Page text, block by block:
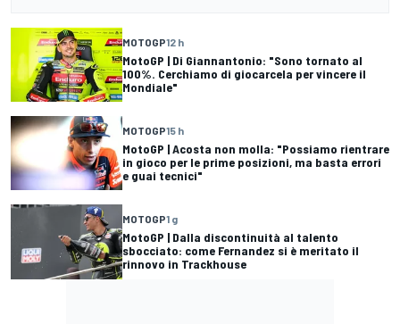
MOTOGP12 h
MotoGP | Di Giannantonio: "Sono tornato al
100%. Cerchiamo di giocarcela per vincere il
Mondiale"
MOTOGP15 h
MotoGP | Acosta non molla: "Possiamo rientrare
in gioco per le prime posizioni, ma basta errori
e guai tecnici"
MOTOGP1 g
MotoGP | Dalla discontinuità al talento
sbocciato: come Fernandez si è meritato il
rinnovo in Trackhouse